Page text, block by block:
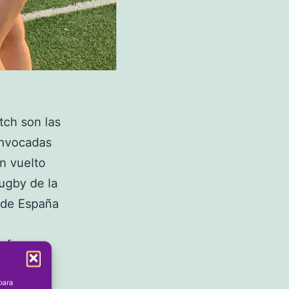
son las
vuelto
de la
España
fases
entre